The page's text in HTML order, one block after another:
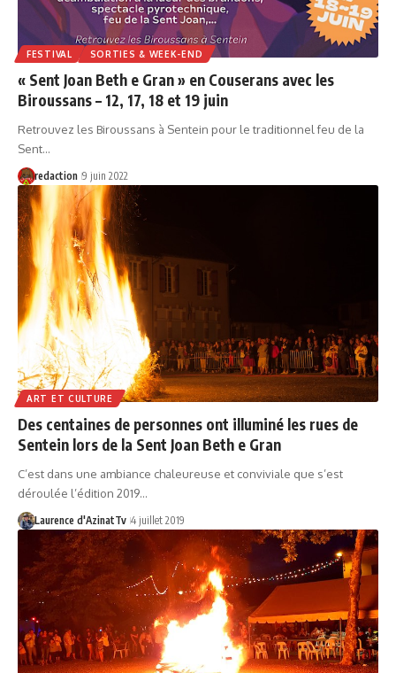
FESTIVAL SORTIES & WEEK-END
« Sent Joan Beth e Gran » en Couserans avec les
Biroussans – 12, 17, 18 et 19 juin
Retrouvez les Biroussans à Sentein pour le traditionnel feu de la
Sent…
redaction 9 juin 2022
ART ET CULTURE
Des centaines de personnes ont illuminé les rues de
Sentein lors de la Sent Joan Beth e Gran
C’est dans une ambiance chaleureuse et conviviale que s’est
déroulée l’édition 2019…
Laurence d'AzinatTv 4 juillet 2019